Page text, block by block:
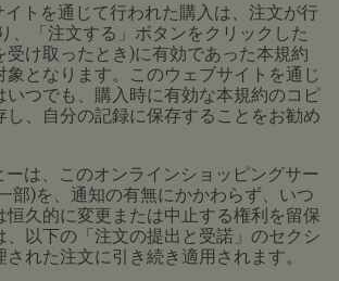
イトを通じて行われた購入は、注文が行
、「注文する」ボタンをクリックした
受け取ったとき)に有効であった本規約
象となります。このウェブサイトを通じ
いつでも、購入時に有効な本規約のコピ
し、自分の記録に保存することをお勧め
ーは、このオンラインショッピングサー
部)を、通知の有無にかかわらず、いつ
恒久的に変更または中止する権利を留保
、以下の「注文の提出と受諾」のセクシ
された注文に引き続き適用されます。